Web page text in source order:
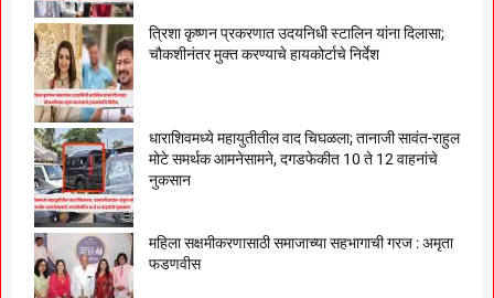
त्रिशा कृष्णन प्रकरणात उदयनिधी स्टालिन यांना दिलासा;
चौकशीनंतर मुक्त करण्याचे हायकोर्टाचे निर्देश
धाराशिवमध्ये महायुतीतील वाद चिघळला; तानाजी सावंत-राहुल
मोटे समर्थक आमनेसामने, दगडफेकीत 10 ते 12 वाहनांचे
नुकसान
महिला सक्षमीकरणासाठी समाजाच्या सहभागाची गरज : अमृता
फडणवीस